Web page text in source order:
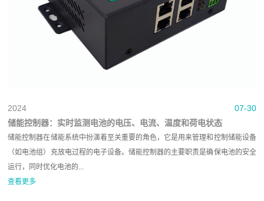
07-30
2024
储能控制器：实时监测电池的电压、电流、温度和荷电状态
储能控制器在储能系统中扮演着至关重要的角色，它是用来管理和控制储能设备
（如电池组）充放电过程的电子设备。储能控制器的主要职责是确保电池的安全
运行，同时优化电池的...
查看更多